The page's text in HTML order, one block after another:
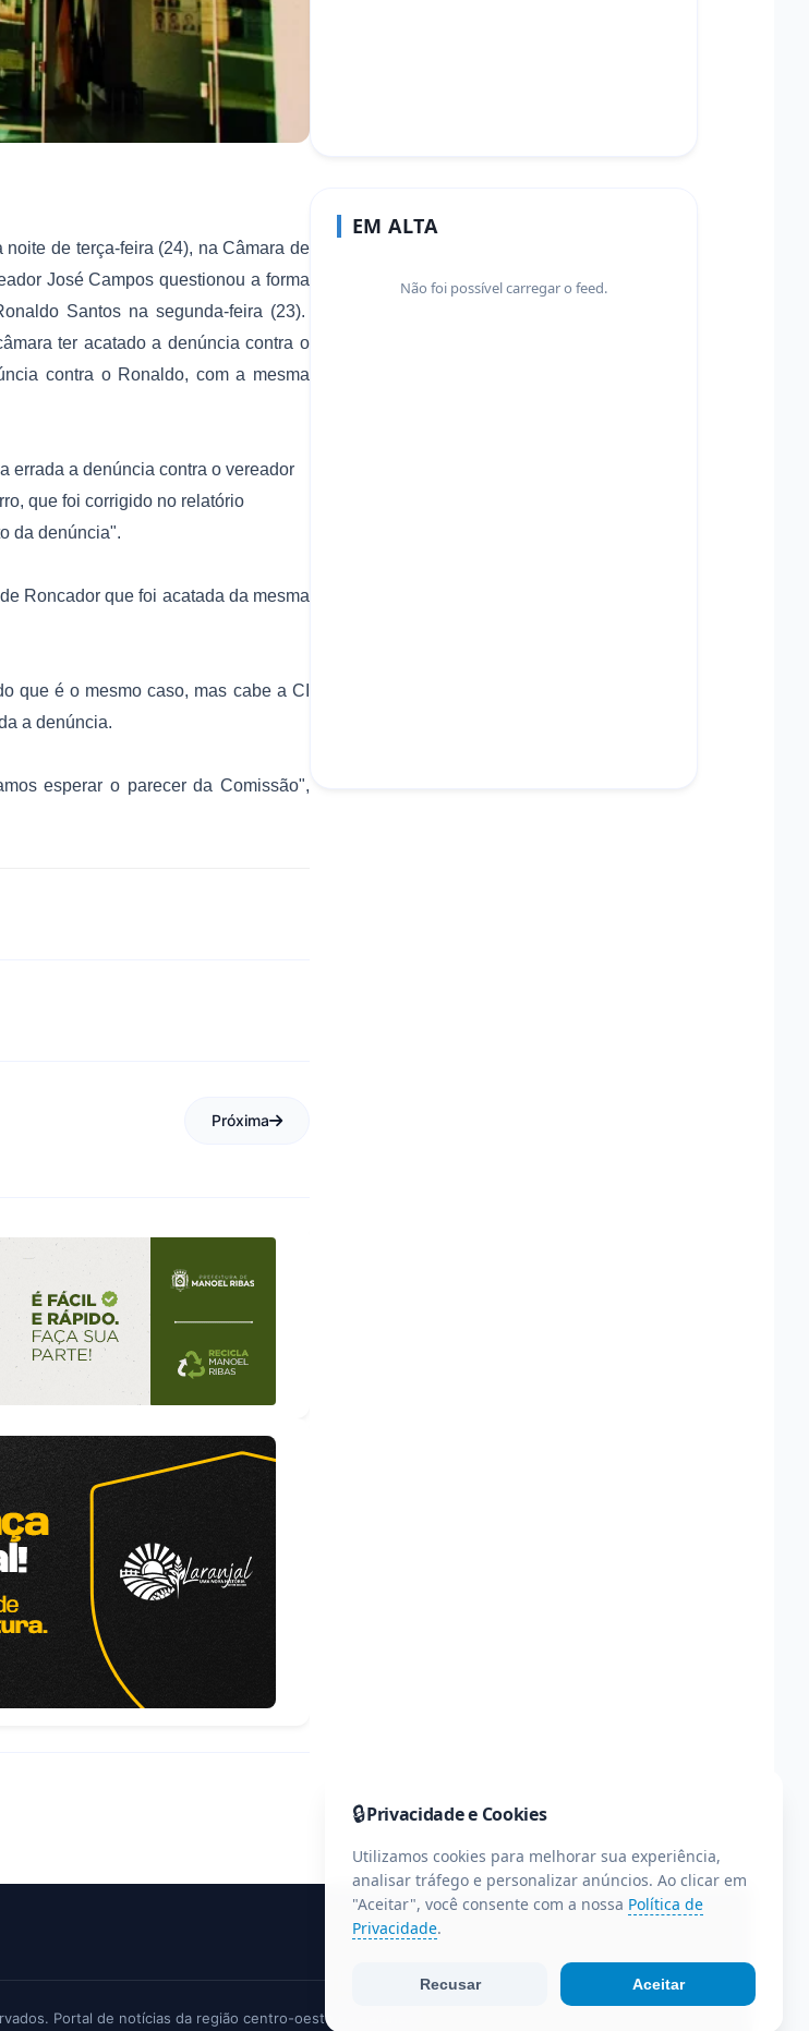
de terça-feira (24), na Câmara de
José Campos questionou a forma
Santos na segunda-feira (23).
ter acatado a denúncia contra o
contra o Ronaldo, com a mesma
errada a denúncia contra o vereador
que foi corrigido no relatório
da denúncia".
Roncador que foi acatada da mesma
que é o mesmo caso, mas cabe a CI
a denúncia.
esperar o parecer da Comissão",
Próxima
EM ALTA
Não foi possível carregar o feed.
Portal de notícias da região centro-oeste do Paraná.
🔒Privacidade e Cookies
Utilizamos cookies para melhorar sua experiência,
analisar tráfego e personalizar anúncios. Ao clicar em
"Aceitar", você consente com a nossa Política de
Privacidade.
Recusar Aceitar